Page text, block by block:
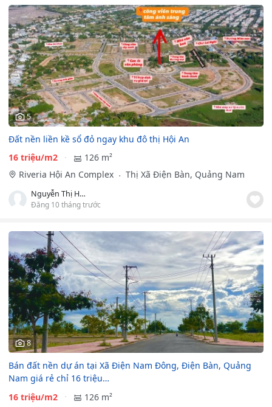
5
Đất nền liền kề sổ đỏ ngay khu đô thị Hội An
16 triệu/m2
126 m²
Riveria Hội An Complex
Thị Xã Điện Bàn, Quảng Nam
Nguyễn Thị Hương Giang
Đăng 10 tháng trước
8
Bán đất nền dự án tại Xã Điện Nam Đông, Điện Bàn, Quảng
Nam giá rẻ chỉ 16 triệu…
16 triệu/m2
126 m²